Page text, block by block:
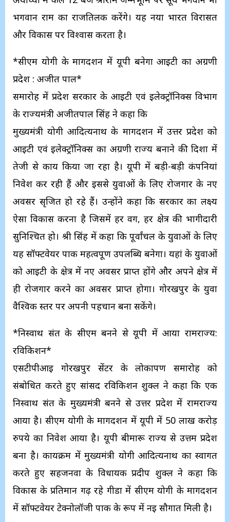
भगवान राम का राजतिलक करेंगे। यह नया भारत विरासत
और विकास पर विश्वास करता है।
*सीएम योगी के मार्गदर्शन में यूपी बनेगा आईटी का अग्रणी
प्रदेश : अजीत पाल*
समारोह में प्रदेश सरकार के आईटी एवं इलेक्ट्रॉनिक्स विभाग
के राज्यमंत्री अजीतपाल सिंह ने कहा कि
मुख्यमंत्री योगी आदित्यनाथ के मार्गदर्शन में उत्तर प्रदेश को
आईटी एवं इलेक्ट्रॉनिक्स का अग्रणी राज्य बनाने की दिशा में
तेजी से कार्य किया जा रहा है। यूपी में बड़ी-बड़ी कंपनियां
निवेश कर रही हैं और इससे युवाओं के लिए रोजगार के नए
अवसर सृजित हो रहे हैं। उन्होंने कहा कि सरकार का लक्ष्य
ऐसा विकास करना है जिसमें हर वर्ग, हर क्षेत्र की भागीदारी
सुनिश्चित हो। श्री सिंह में कहा कि पूर्वांचल के युवाओं के लिए
यह सॉफ्टवेयर पार्क महत्वपूर्ण उपलब्धि बनेगा। यहां के युवाओं
को आईटी के क्षेत्र में नए अवसर प्राप्त होंगे और अपने क्षेत्र में
ही रोजगार करने का अवसर प्राप्त होगा। गोरखपुर के युवा
वैश्विक स्तर पर अपनी पहचान बना सकेंगे।
*निस्वार्थ संत के सीएम बनने से यूपी में आया रामराज्य:
रविकिशन*
एसटीपीआई गोरखपुर सेंटर के लोकार्पण समारोह को
संबोधित करते हुए सांसद रविकिशन शुक्ल ने कहा कि एक
निस्वार्थ संत के मुख्यमंत्री बनने से उत्तर प्रदेश में रामराज्य
आया है। सीएम योगी के मार्गदर्शन में यूपी में 50 लाख करोड़
रुपये का निवेश आया है। यूपी बीमारू राज्य से उत्तम प्रदेश
बना है। कार्यक्रम में मुख्यमंत्री योगी आदित्यनाथ का स्वागत
करते हुए सहजनवा के विधायक प्रदीप शुक्ल ने कहा कि
विकास के प्रतिमान गढ़ रहे गीडा में सीएम योगी के मार्गदर्शन
में सॉफ्टवेयर टेक्नोलॉजी पार्क के रूप में नई सौगात मिली है।